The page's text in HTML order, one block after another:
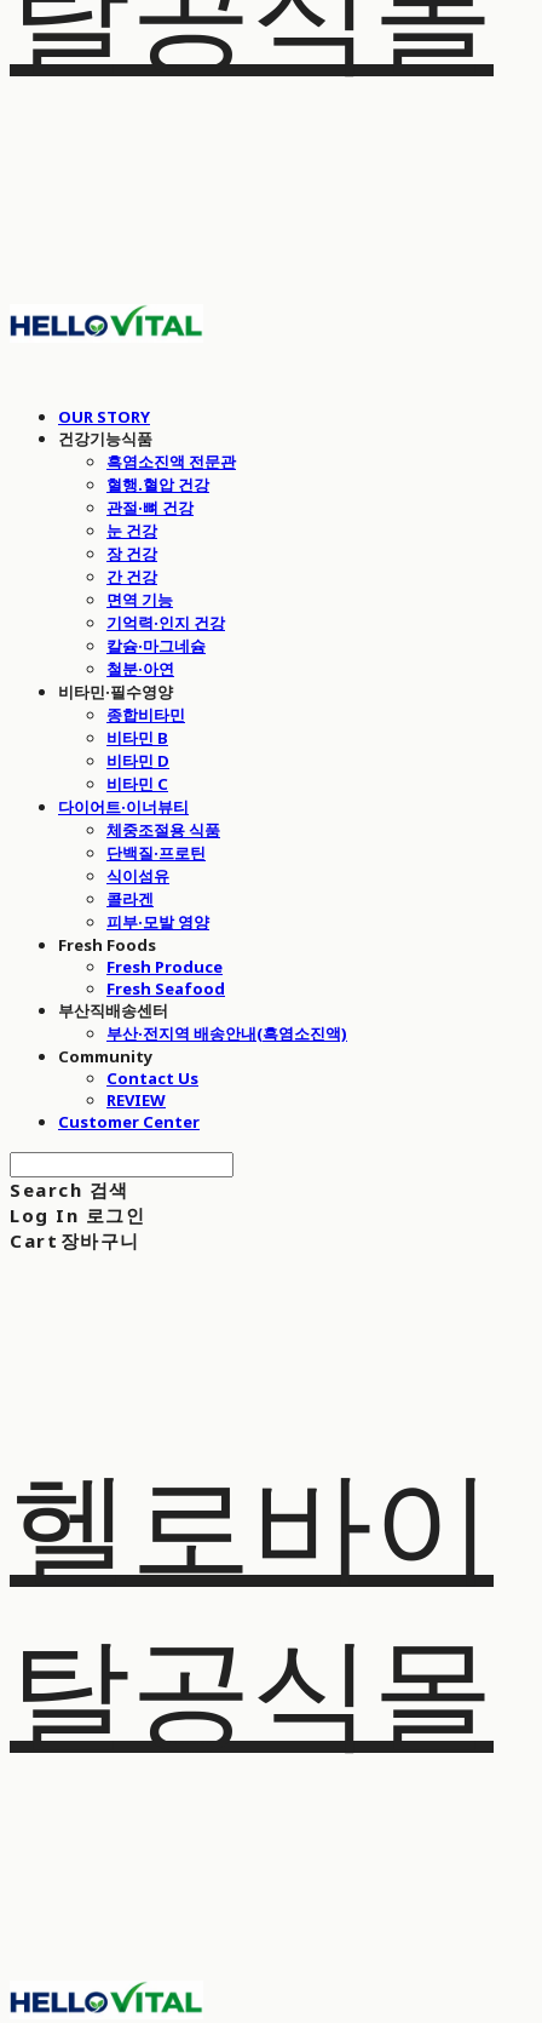
OUR STORY
건강기능식품
흑염소진액 전문관
혈행.혈압 건강
관절·뼈 건강
눈 건강
장 건강
간 건강
면역 기능
기억력·인지 건강
칼슘·마그네슘
철분·아연
비타민·필수영양
종합비타민
비타민 B
비타민 D
비타민 C
다이어트·이너뷰티
체중조절용 식품
단백질·프로틴
식이섬유
콜라겐
피부·모발 영양
Fresh Foods
Fresh Produce
Fresh Seafood
부산직배송센터
부산·전지역 배송안내(흑염소진액)
Community
Contact Us
REVIEW
Customer Center
Search 검색
Log In 로그인
Cart 장바구니
헬로바이
탈공식몰